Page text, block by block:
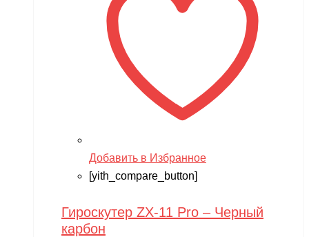
Добавить в Избранное
[yith_compare_button]
Гироскутер ZX-11 Pro – Черный
карбон